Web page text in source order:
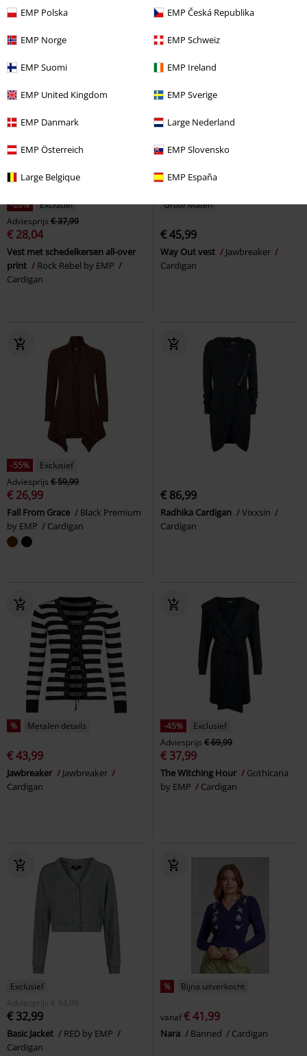
EMP Polska EMP Česká Republika
EMP Norge EMP Schweiz
EMP Suomi EMP Ireland
EMP United Kingdom EMP Sverige
EMP Danmark Large Nederland
EMP Österreich EMP Slovensko
Large Belgique EMP España
Knitted Cardigan
Cardigan
Cardigan
-26%
Exclusief
Adviesprijs € 37,99
€ 28,04
Vest met schedelkersen all-over
print
Rock Rebel by EMP
Cardigan
Grote Maten
€ 45,99
Way Out vest
Jawbreaker
Cardigan
-55%
Exclusief
Adviesprijs € 59,99
€ 26,99
Fall From Grace
Black Premium
by EMP
Cardigan
€ 86,99
Radhika Cardigan
Vixxsin
Cardigan
% Metalen details
€ 43,99
Jawbreaker
Jawbreaker
Cardigan
-45%
Exclusief
Adviesprijs € 69,99
€ 37,99
The Witching Hour
Gothicana
by EMP
Cardigan
Exclusief
Adviesprijs
€ 34,99
€ 32,99
Basic Jacket
RED by EMP
Cardigan
% Bijna uitverkocht
vanaf€ 41,99
Nara Banned Cardigan